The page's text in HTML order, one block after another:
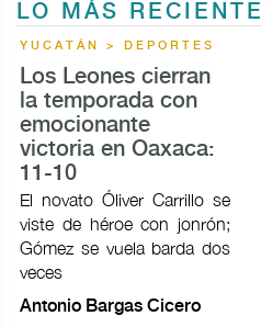
LO MÁS RECIENTE
YUCATÁN > DEPORTES
Los Leones cierran
la temporada con
emocionante
victoria en Oaxaca:
11-10
El novato Óliver Carrillo se
viste de héroe con jonrón;
Gómez se vuela barda dos
veces
Antonio Bargas Cicero